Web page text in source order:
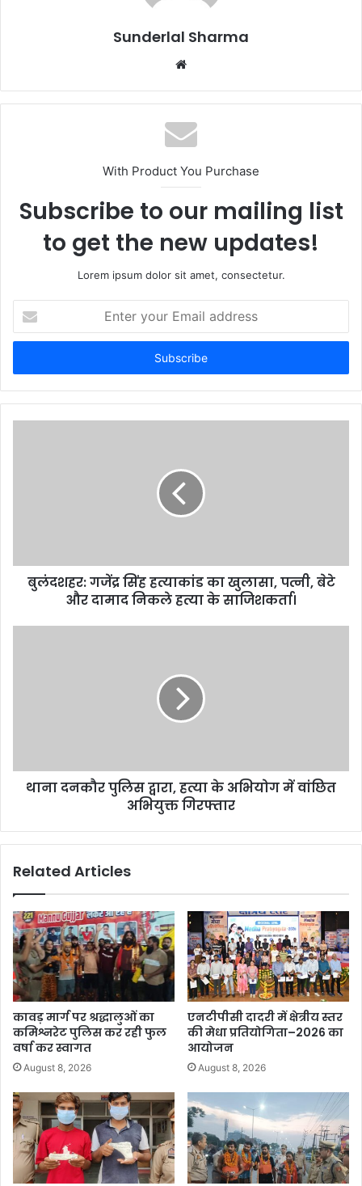
Sunderlal Sharma
Website
With Product You Purchase
Subscribe to our mailing list
to get the new updates!
Lorem ipsum dolor sit amet, consectetur.
your
Email
बुलंदशहर: गजेंद्र सिंह हत्याकांड का खुलासा, पत्नी, बेटे
और दामाद निकले हत्या के साजिशकर्ता।
थाना दनकौर पुलिस द्वारा, हत्या के अभियोग में वांछित
अभियुक्त गिरफ्तार
Related Articles
कावड़ मार्ग पर श्रद्धालुओं का
कमिश्नरेट पुलिस कर रही फुल
वर्षा कर स्वागत
August 8, 2026
एनटीपीसी दादरी में क्षेत्रीय स्तर
की मेधा प्रतियोगिता–2026 का
आयोजन
August 8, 2026